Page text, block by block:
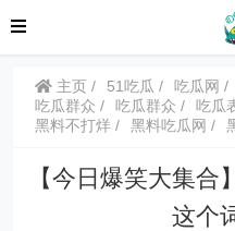
主页 51吃瓜 吃瓜网
吃瓜群众
吃瓜群众 吃瓜
黑料不打烊
黑料吃瓜网
【今日爆笑大集
这个